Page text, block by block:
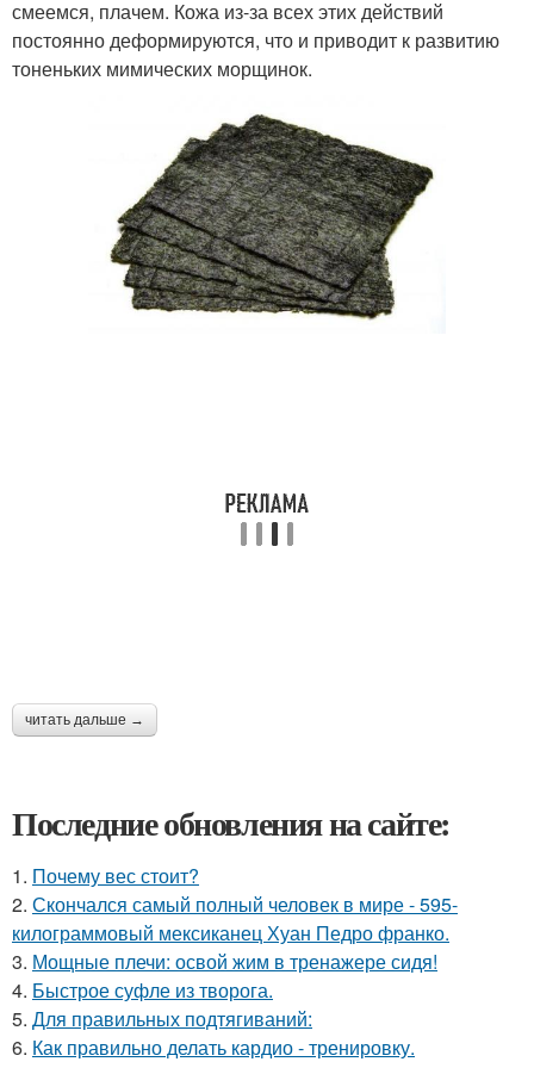
смеемся, плачем. Кожа из-за всех этих действий
постоянно деформируются, что и приводит к развитию
тоненьких мимических морщинок.
читать дальше →
Последние обновления на сайте:
1. Почему вес стоит?
2. Скончался самый полный человек в мире - 595-
килограммовый мексиканец Хуан Педро франко.
3. Мощные плечи: освой жим в тренажере сидя!
4. Быстрое суфле из творога.
5. Для правильных подтягиваний:
6. Как правильно делать кардио - тренировку.